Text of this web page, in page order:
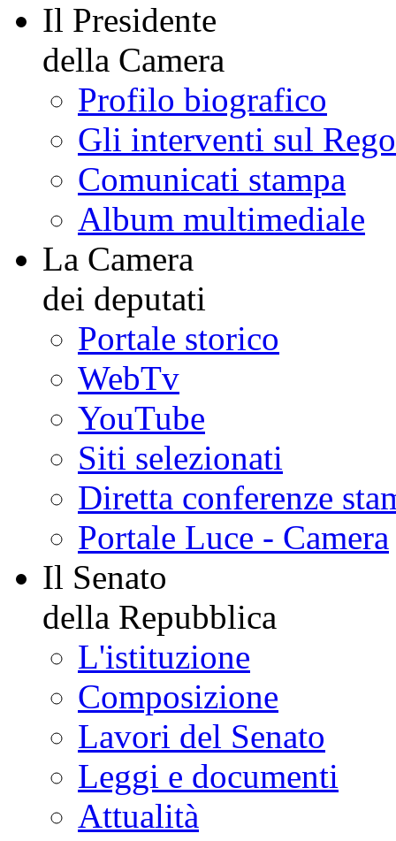
Il Presidente
della Camera
Profilo biografico
Gli interventi sul
Comunicati stampa
Album multimediale
La Camera
dei deputati
Portale storico
WebTv
YouTube
Siti selezionati
Diretta conferenze
Portale Luce - Camera
Il Senato
della Repubblica
L'istituzione
Composizione
Lavori del Senato
Leggi e documenti
Attualità